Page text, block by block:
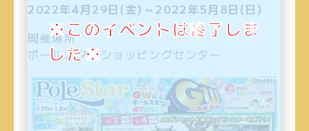
2022年4月29日(金)～2022年5月8日(日)
開催場所
ポールスターショッピングセンター
※このイベントは終了しま
した※